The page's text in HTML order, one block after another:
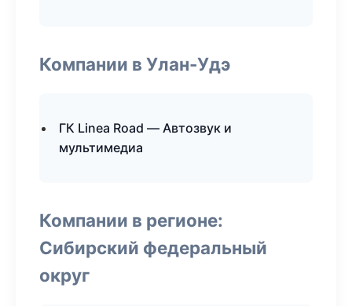
Компании в Улан-Удэ
ГК Linea Road — Автозвук и
мультимедиа
Компании в регионе:
Сибирский федеральный
округ